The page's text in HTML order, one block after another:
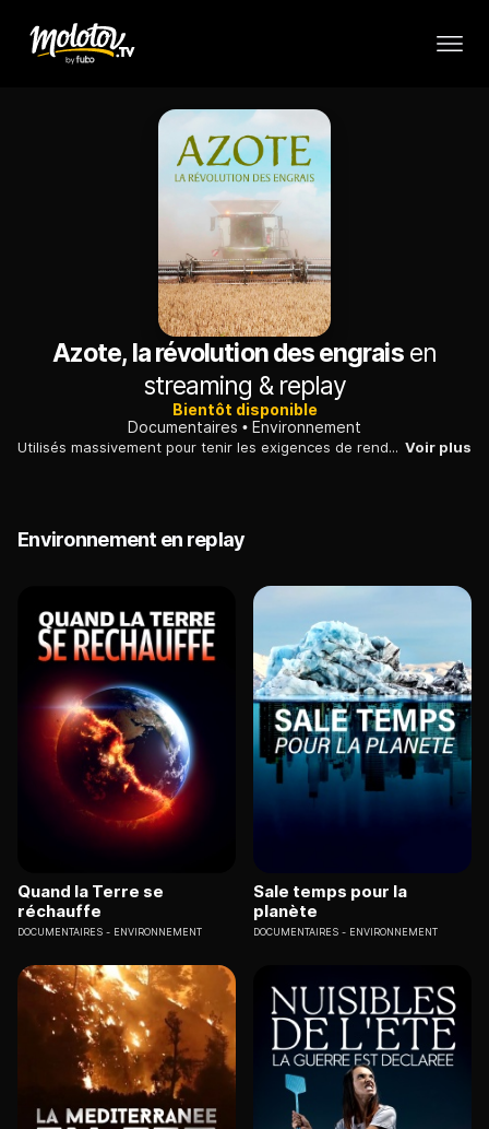
Azote, la révolution des engraisen
streaming & replay
Bientôt disponible
Documentaires
Environnement
Utilisés massivement pour tenir les exigences de rendements de l'agriculture intensive, les engrais azotés contribuent aussi au réchauffement climatique. Voir plus
Environnement en replay
Quand la Terre se
réchauffe
DOCUMENTAIRES ENVIRONNEMENT
Sale temps pour la
planète
DOCUMENTAIRES ENVIRONNEMENT